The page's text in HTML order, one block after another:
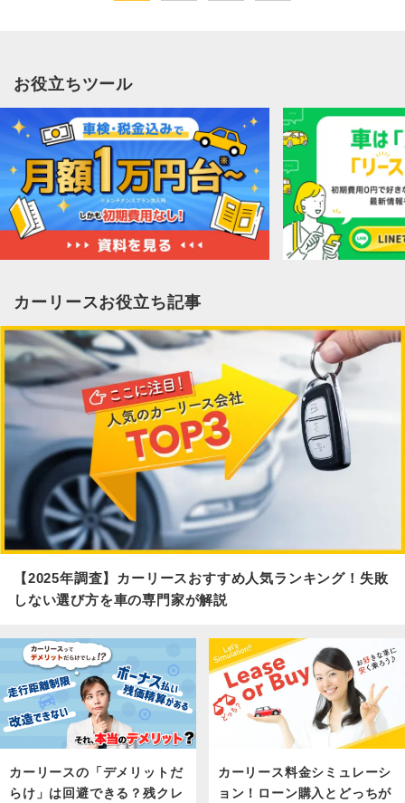
お役立ちツール
カーリースお役立ち記事
【2025年調査】カーリースおすすめ人気ランキング！失敗
しない選び方を車の専門家が解説
カーリースの「デメリットだ
らけ」は回避できる？残クレ
カーリース料金シミュレーシ
ョン！ローン購入とどっちが